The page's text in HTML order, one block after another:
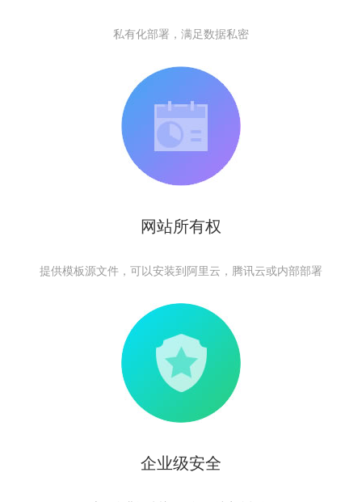
私有化部署，满足数据私密
网站所有权
提供模板源文件，可以安装到阿里云，腾讯云或内部部署
企业级安全